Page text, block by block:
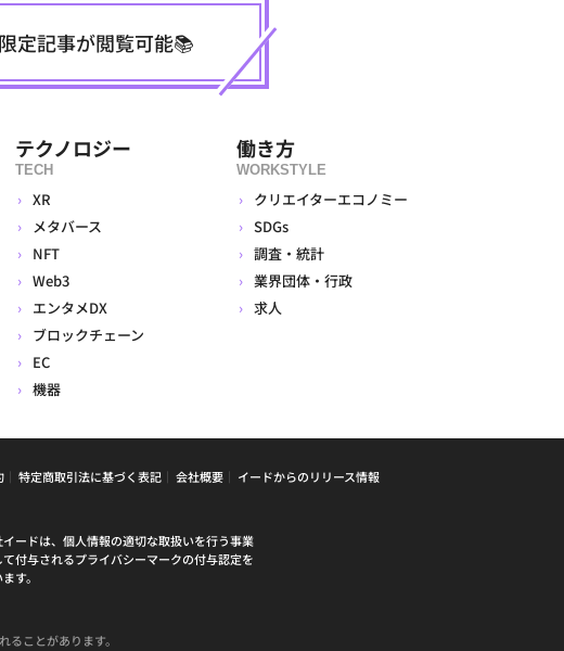
定記事が閲覧可能📚
テクノロジー
TECH
XR
メタバース
NFT
Web3
エンタメDX
ブロックチェーン
EC
機器
働き方
WORKSTYLE
クリエイターエコノミー
SDGs
調査・統計
業界団体・行政
求人
特定商取引法に基づく表記 会社概要 イードからのリリース情報
ードは、個人情報の適切な取扱いを行う事業
付与されるプライバシーマークの付与認定を
す。
ことがあります。